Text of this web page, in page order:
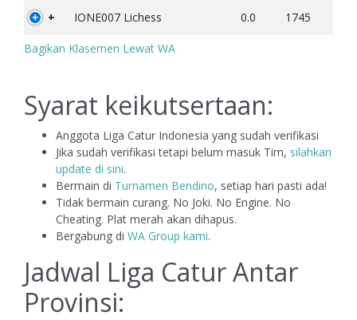
+ IONE007 Lichess 0.0 1745
Bagikan Klasemen Lewat WA
Syarat keikutsertaan:
Anggota Liga Catur Indonesia yang sudah verifikasi
Jika sudah verifikasi tetapi belum masuk Tim, silahkan
update di sini.
Bermain di Turnamen Bendino, setiap hari pasti ada!
Tidak bermain curang. No Joki. No Engine. No
Cheating. Plat merah akan dihapus.
Bergabung di WA Group kami.
Jadwal Liga Catur Antar
Provinsi: